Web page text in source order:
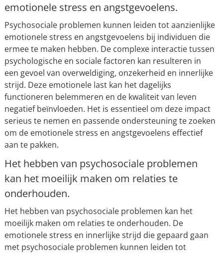
emotionele stress en angstgevoelens.
Psychosociale problemen kunnen leiden tot aanzienlijke
emotionele stress en angstgevoelens bij individuen die
ermee te maken hebben. De complexe interactie tussen
psychologische en sociale factoren kan resulteren in
een gevoel van overweldiging, onzekerheid en innerlijke
strijd. Deze emotionele last kan het dagelijks
functioneren belemmeren en de kwaliteit van leven
negatief beïnvloeden. Het is essentieel om deze impact
serieus te nemen en passende ondersteuning te zoeken
om de emotionele stress en angstgevoelens effectief
aan te pakken.
Het hebben van psychosociale problemen
kan het moeilijk maken om relaties te
onderhouden.
Het hebben van psychosociale problemen kan het
moeilijk maken om relaties te onderhouden. De
emotionele stress en innerlijke strijd die gepaard gaan
met psychosociale problemen kunnen leiden tot